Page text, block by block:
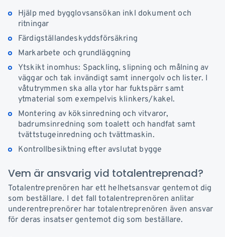
Hjälp med bygglovsansökan inkl dokument och
ritningar
Färdigställandeskyddsförsäkring
Markarbete och grundläggning
Ytskikt inomhus: Spackling, slipning och målning av
väggar och tak invändigt samt innergolv och lister. I
våtutrymmen ska alla ytor har fuktspärr samt
ytmaterial som exempelvis klinkers/kakel.
Montering av köksinredning och vitvaror,
badrumsinredning som toalett och handfat samt
tvättstugeinredning och tvättmaskin.
Kontrollbesiktning efter avslutat bygge
Vem är ansvarig vid totalentreprenad?
Totalentreprenören har ett helhetsansvar gentemot dig
som beställare. I det fall totalentreprenören anlitar
underentreprenörer har totalentreprenören även ansvar
för deras insatser gentemot dig som beställare.